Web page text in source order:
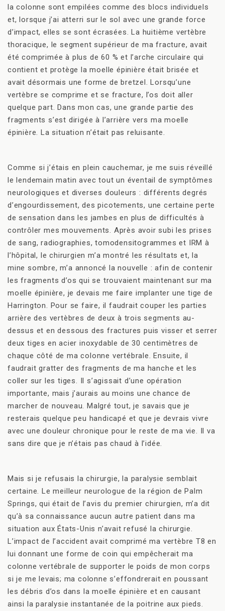
la colonne sont empilées comme des blocs individuels
et, lorsque j’ai atterri sur le sol avec une grande force
d’impact, elles se sont écrasées. La huitième vertèbre
thoracique, le segment supérieur de ma fracture, avait
été comprimée à plus de 60 % et l’arche circulaire qui
contient et protège la moelle épinière était brisée et
avait désormais une forme de bretzel. Lorsqu’une
vertèbre se comprime et se fracture, l’os doit aller
quelque part. Dans mon cas, une grande partie des
fragments s’est dirigée à l’arrière vers ma moelle
épinière. La situation n’était pas reluisante.
Comme si j’étais en plein cauchemar, je me suis réveillé
le lendemain matin avec tout un éventail de symptômes
neurologiques et diverses douleurs : différents degrés
d’engourdissement, des picotements, une certaine perte
de sensation dans les jambes en plus de difficultés à
contrôler mes mouvements. Après avoir subi les prises
de sang, radiographies, tomodensitogrammes et IRM à
l’hôpital, le chirurgien m’a montré les résultats et, la
mine sombre, m’a annoncé la nouvelle : afin de contenir
les fragments d’os qui se trouvaient maintenant sur ma
moelle épinière, je devais me faire implanter une tige de
Harrington. Pour se faire, il faudrait couper les parties
arrière des vertèbres de deux à trois segments au-
dessus et en dessous des fractures puis visser et serrer
deux tiges en acier inoxydable de 30 centimètres de
chaque côté de ma colonne vertébrale. Ensuite, il
faudrait gratter des fragments de ma hanche et les
coller sur les tiges. Il s’agissait d’une opération
importante, mais j’aurais au moins une chance de
marcher de nouveau. Malgré tout, je savais que je
resterais quelque peu handicapé et que je devrais vivre
avec une douleur chronique pour le reste de ma vie. Il va
sans dire que je n’étais pas chaud à l’idée.
Mais si je refusais la chirurgie, la paralysie semblait
certaine. Le meilleur neurologue de la région de Palm
Springs, qui était de l’avis du premier chirurgien, m’a dit
qu’à sa connaissance aucun autre patient dans ma
situation aux États-Unis n’avait refusé la chirurgie.
L’impact de l’accident avait comprimé ma vertèbre T8 en
lui donnant une forme de coin qui empêcherait ma
colonne vertébrale de supporter le poids de mon corps
si je me levais; ma colonne s’effondrerait en poussant
les débris d’os dans la moelle épinière et en causant
ainsi la paralysie instantanée de la poitrine aux pieds.